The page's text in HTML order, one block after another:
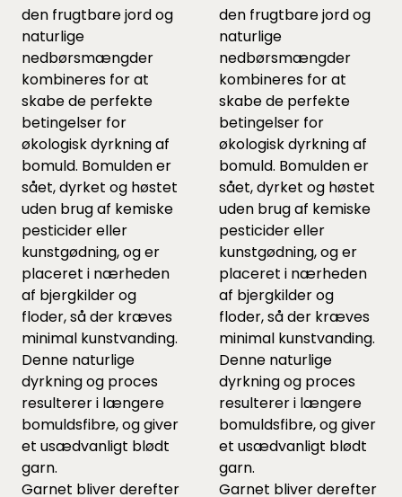
den frugtbare jord og
naturlige
nedbørsmængder
kombineres for at
skabe de perfekte
betingelser for
økologisk dyrkning af
bomuld. Bomulden er
sået, dyrket og høstet
uden brug af kemiske
pesticider eller
kunstgødning, og er
placeret i nærheden
af bjergkilder og
floder, så der kræves
minimal kunstvanding.
Denne naturlige
dyrkning og proces
resulterer i længere
bomuldsfibre, og giver
et usædvanligt blødt
garn.
Garnet bliver derefter
den frugtbare jord og
naturlige
nedbørsmængder
kombineres for at
skabe de perfekte
betingelser for
økologisk dyrkning af
bomuld. Bomulden er
sået, dyrket og høstet
uden brug af kemiske
pesticider eller
kunstgødning, og er
placeret i nærheden
af bjergkilder og
floder, så der kræves
minimal kunstvanding.
Denne naturlige
dyrkning og proces
resulterer i længere
bomuldsfibre, og giver
et usædvanligt blødt
garn.
Garnet bliver derefter